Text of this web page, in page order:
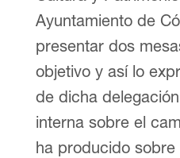
Ayuntamiento de
presentar dos
objetivo y así lo
de dicha
interna sobre el
ha producido sobre